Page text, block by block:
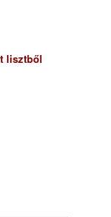
lisztből